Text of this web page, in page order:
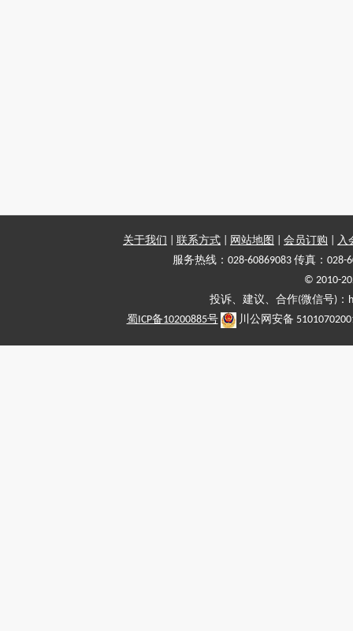
关于我们 联系方式 网站地图 会员订购
入
服务热线：028-60869083 传真：028-
© 2010-
投诉、建议、合作(微信号)
蜀ICP备10200885号
川公网安备